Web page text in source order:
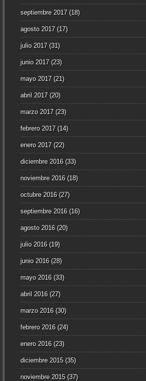
septiembre 2017(18)
agosto 2017(17)
julio 2017(31)
junio 2017(23)
mayo 2017(21)
abril 2017(20)
marzo 2017(23)
febrero 2017(14)
enero 2017(22)
diciembre 2016(33)
noviembre 2016(18)
octubre 2016(27)
septiembre 2016(16)
agosto 2016(20)
julio 2016(19)
junio 2016(28)
mayo 2016(33)
abril 2016(27)
marzo 2016(30)
febrero 2016(24)
enero 2016(23)
diciembre 2015(35)
noviembre 2015(37)